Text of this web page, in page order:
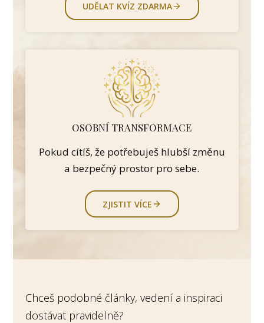
UDĚLAT KVÍZ ZDARMA
OSOBNÍ TRANSFORMACE
Pokud cítíš, že potřebuješ hlubší změnu
a bezpečný prostor pro sebe.
ZJISTIT VÍCE
Chceš podobné články, vedení a inspiraci
dostávat pravidelně?